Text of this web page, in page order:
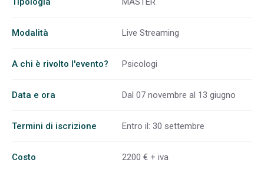
Modalità Live Streaming
A chi è rivolto l'evento? Psicologi
Data e ora Dal 07 novembre al 13 giugno
Termini di iscrizione Entro il: 30 settembre
Costo 2200 € + iva